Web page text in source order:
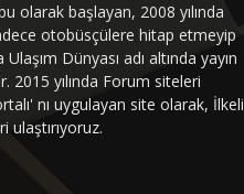
olarak başlayan, 2008 yılında
otobüsçülere hitap etmeyip
Dünyası adı altında yayın
2015 yılında Forum siteleri
nı uygulayan site olarak, İlkeli
ulaştırıyoruz.